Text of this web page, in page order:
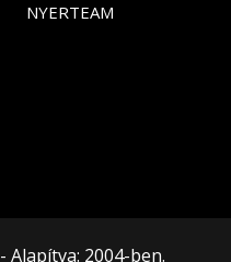
NYERTEAM
Alapítva: 2004-ben.